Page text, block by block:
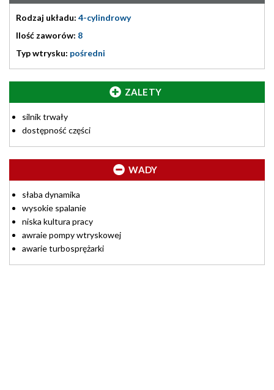
Rodzaj układu: 4-cylindrowy
Ilość zaworów: 8
Typ wtrysku: pośredni
ZALETY
silnik trwały
dostępność części
WADY
słaba dynamika
wysokie spalanie
niska kultura pracy
awraie pompy wtryskowej
awarie turbosprężarki